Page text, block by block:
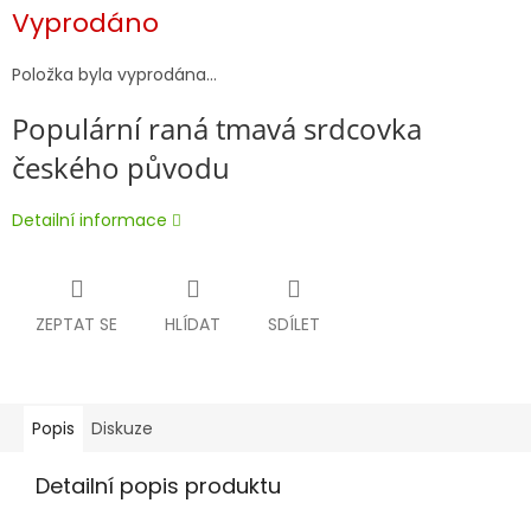
cena:
Vyprodáno
Položka byla vyprodána…
Populární raná tmavá srdcovka
českého původu
Detailní informace
ZEPTAT SE HLÍDAT SDÍLET
Popis Diskuze
Detailní popis produktu